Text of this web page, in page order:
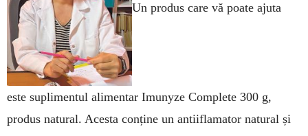
Un produs care vă poate ajuta
este suplimentul alimentar Imunyze Complete 300 g,
produs natural. Acesta conține un antiiflamator natural și